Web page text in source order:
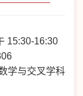
15:30-16:30
学与交叉学科